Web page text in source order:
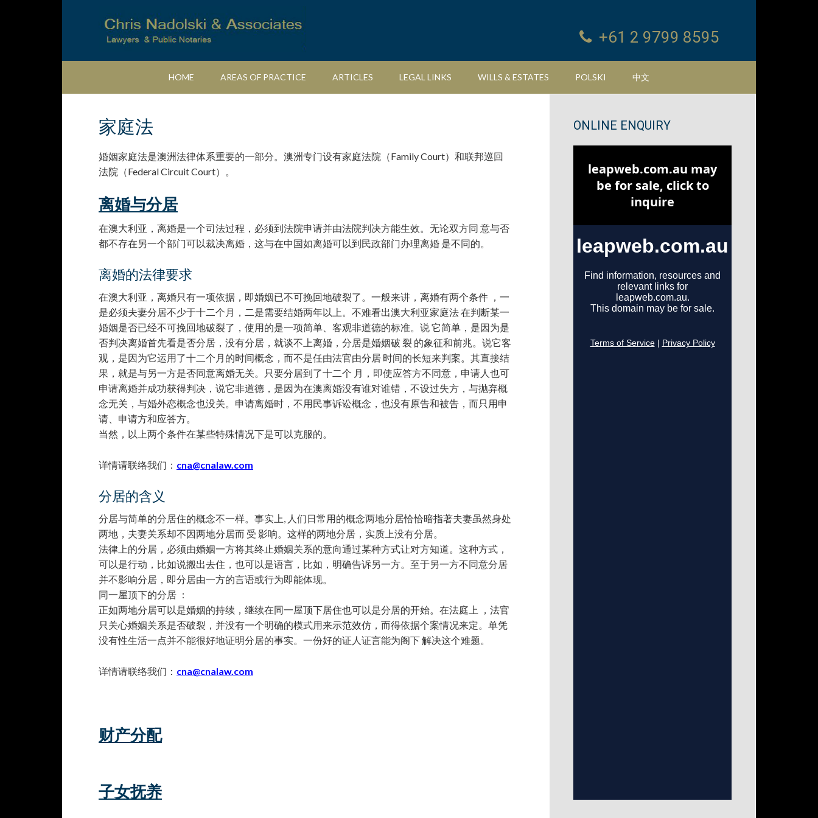
+61 2 9799 8595
HOME AREAS OF PRACTICE ARTICLES LEGAL LINKS WILLS & ESTATES POLSKI 中文
家庭法
婚姻家庭法是澳洲法律体系重要的一部分。澳洲专门设有家庭法院（Family Court）和联邦巡回
法院（Federal Circuit Court）。
离婚与分居
在澳大利亚，离婚是一个司法过程，必须到法院申请并由法院判决方能生效。无论双方同 意与否
都不存在另一个部门可以裁决离婚，这与在中国如离婚可以到民政部门办理离婚 是不同的。
离婚的法律要求
在澳大利亚，离婚只有一项依据，即婚姻已不可挽回地破裂了。一般来讲，离婚有两个条件 ，一
是必须夫妻分居不少于十二个月，二是需要结婚两年以上。不难看出澳大利亚家庭法 在判断某一
婚姻是否已经不可挽回地破裂了，使用的是一项简单、客观非道德的标准。说 它简单，是因为是
否判决离婚首先看是否分居，没有分居，就谈不上离婚，分居是婚姻破 裂 的象征和前兆。说它客
观，是因为它运用了十二个月的时间概念，而不是任由法官由分居 时间的长短来判案。其直接结
果，就是与另一方是否同意离婚无关。只要分居到了十二个 月，即使应答方不同意，申请人也可
申请离婚并成功获得判决，说它非道德，是因为在澳离婚没有谁对谁错，不设过失方，与抛弃概
念无关，与婚外恋概念也没关。申请离婚时，不用民事诉讼概念，也没有原告和被告，而只用申
请、申请方和应答方。
当然，以上两个条件在某些特殊情况下是可以克服的。
详情请联络我们： cna@cnalaw.com
分居的含义
分居与简单的分居住的概念不一样。事实上, 人们日常用的概念两地分居恰恰暗指著夫妻虽然身处
两地，夫妻关系却不因两地分居而 受 影响。这样的两地分居，实质上没有分居。
法律上的分居，必须由婚姻一方将其终止婚姻关系的意向通过某种方式让对方知道。这种方式，
可以是行动，比如说搬出去住，也可以是语言，比如，明确告诉另一方。至于另一方不同意分居
并不影响分居，即分居由一方的言语或行为即能体现。
同一屋顶下的分居 ：
正如两地分居可以是婚姻的持续，继续在同一屋顶下居住也可以是分居的开始。在法庭上 ，法官
只关心婚姻关系是否破裂，并没有一个明确的模式用来示范效仿，而得依据个案情况来定。单凭
没有性生活一点并不能很好地证明分居的事实。一份好的证人证言能为阁下 解决这个难题。
详情请联络我们： cna@cnalaw.com
财产分配
子女抚养
Sidebar
ONLINE ENQUIRY